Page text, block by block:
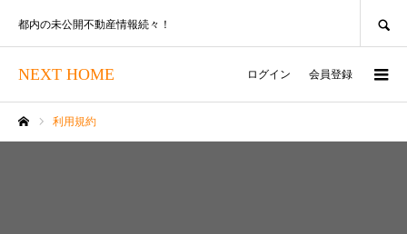
NEXT HOME
都内の未公開不動産情報続々！
ログイン 会員登録
利用規約